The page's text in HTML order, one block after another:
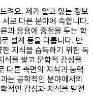
려요. 제가 알고 있는 정보
로 다른 분야에 속합니다.
과 응용에 중점을 두는 학
설계 등을 다룹니다. 반
지식을 습득하기 위한 독
식을 쌓고 문학적 감성을
다른 측면의 지식과 능력
는 공학적인 분야에서의
적인 감성과 지식을 발전